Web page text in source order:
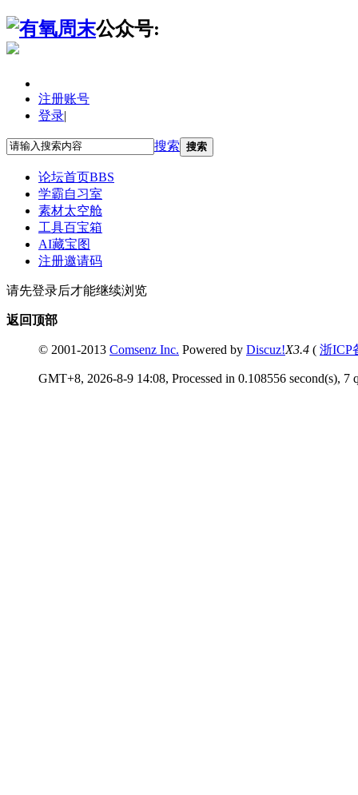
公众号:
注册账号
登录|
搜索 搜索
论坛首页BBS
学霸自习室
素材太空舱
工具百宝箱
AI藏宝图
注册邀请码
请先登录后才能继续浏览
返回顶部
© 2001-2013 Comsenz Inc. Powered by Discuz!X3.4 ( 浙ICP
GMT+8, 2026-8-9 14:08, Processed in 0.108556 second(s), 7